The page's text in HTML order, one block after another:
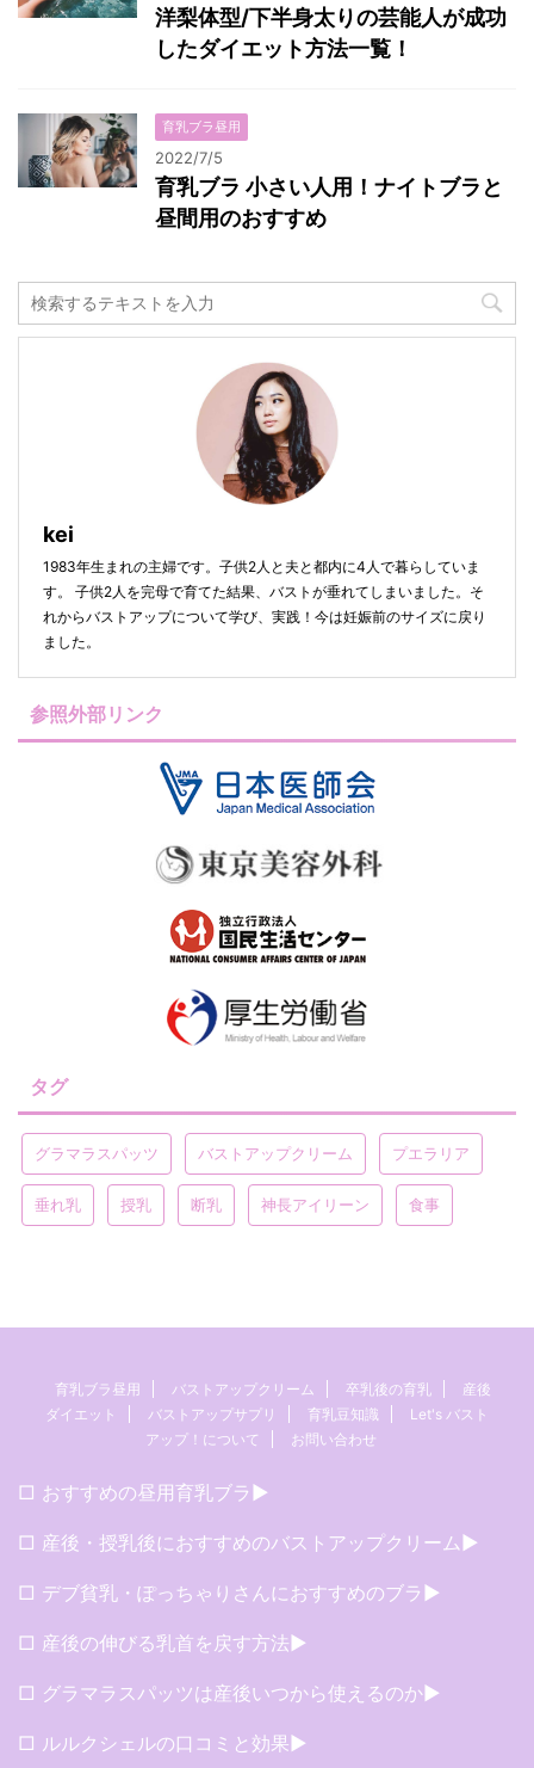
洋梨体型/下半身太りの芸能人が成功
したダイエット方法一覧！
育乳ブラ昼用
2022/7/5
育乳ブラ 小さい人用！ナイトブラと
昼間用のおすすめ
kei
1983年生まれの主婦です。子供2人と夫と都内に4人で暮らしていま
す。 子供2人を完母で育てた結果、バストが垂れてしまいました。そ
れからバストアップについて学び、実践！今は妊娠前のサイズに戻り
ました。
参照外部リンク
タグ
グラマラスパッツ バストアップクリーム プエラリア
垂れ乳 授乳 断乳 神長アイリーン 食事
育乳ブラ昼用 バストアップクリーム 卒乳後の育乳
産後
ダイエット
バストアップサプリ 育乳豆知識
Let's バスト
アップ！について
お問い合わせ
□ おすすめの昼用育乳ブラ▶︎
□ 産後・授乳後におすすめのバストアップクリーム▶︎
□ デブ貧乳・ぽっちゃりさんにおすすめのブラ▶︎
□ 産後の伸びる乳首を戻す方法▶︎
□ グラマラスパッツは産後いつから使えるのか▶︎
□ ルルクシェルの口コミと効果▶︎